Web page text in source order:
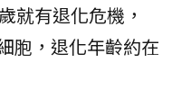
就有退化危機，
胞，退化年齡約在